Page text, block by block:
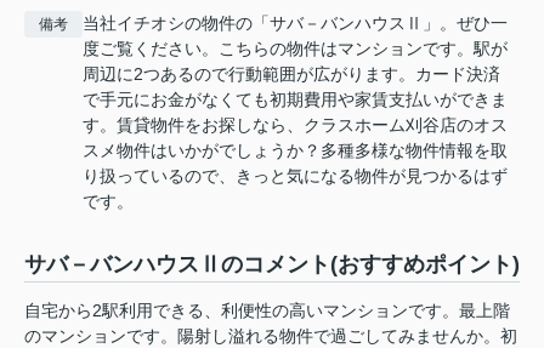
備考
当社イチオシの物件の「サバ－バンハウスⅡ」。ぜひ一
度ご覧ください。こちらの物件はマンションです。駅が
周辺に2つあるので行動範囲が広がります。カード決済
で手元にお金がなくても初期費用や家賃支払いができま
す。賃貸物件をお探しなら、クラスホーム刈谷店のオス
スメ物件はいかがでしょうか？多種多様な物件情報を取
り扱っているので、きっと気になる物件が見つかるはず
です。
サバ－バンハウスⅡのコメント(おすすめポイント)
自宅から2駅利用できる、利便性の高いマンションです。最上階
のマンションです。陽射し溢れる物件で過ごしてみませんか。初